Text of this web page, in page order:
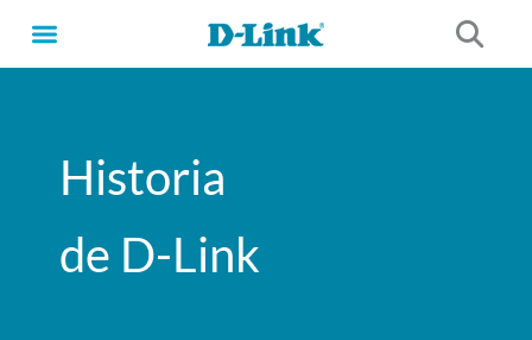
Historia
de D-Link